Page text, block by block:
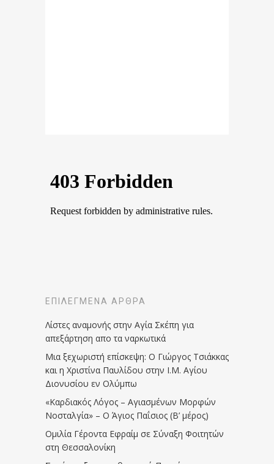
ΕΠΙΛΕΓΜΈΝΑ ΆΡΘΡΑ
Λίστες αναμονής στην Αγία Σκέπη για
απεξάρτηση απο τα ναρκωτικά
Μια ξεχωριστή επίσκεψη: Ο Γιώργος Τσιάκκας
και η Χριστίνα Παυλίδου στην Ι.Μ. Αγίου
Διονυσίου εν Ολύμπω
«Καρδιακός Λόγος – Αγιασμένων Μορφών
Νοσταλγία» – Ο Άγιος Παΐσιος (Β’ μέρος)
Ομιλία Γέροντα Εφραίμ σε Σύναξη Φοιτητών
στη Θεσσαλονίκη